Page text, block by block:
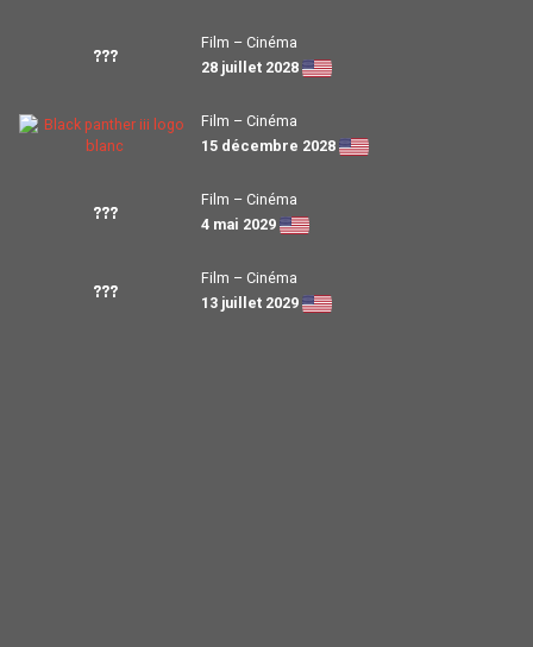
???
Film – Cinéma
28 juillet 2028
Film – Cinéma
15 décembre 2028
???
Film – Cinéma
4 mai 2029
???
Film – Cinéma
13 juillet 2029